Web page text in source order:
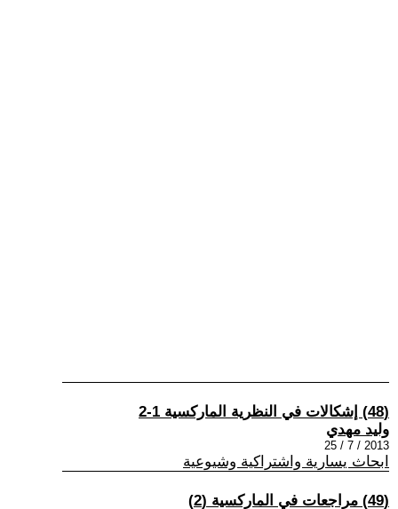
(48) إشكالات في النظرية الماركسية 1-2
وليد مهدي
2013 / 7 / 25
ابحاث يسارية واشتراكية وشيوعية
(49) مراجعات في الماركسية (2)